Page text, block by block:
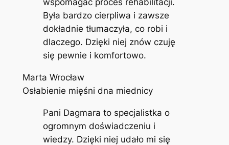
wspomagać proces rehabilitacji.
Była bardzo cierpliwa i zawsze
dokładnie tłumaczyła, co robi i
dlaczego. Dzięki niej znów czuję
się pewnie i komfortowo.
Marta Wrocław
Osłabienie mięśni dna miednicy
Pani Dagmara to specjalistka o
ogromnym doświadczeniu i
wiedzy. Dzięki niej udało mi się